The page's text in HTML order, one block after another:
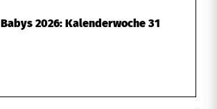
Babys 2026: Kalenderwoche 31